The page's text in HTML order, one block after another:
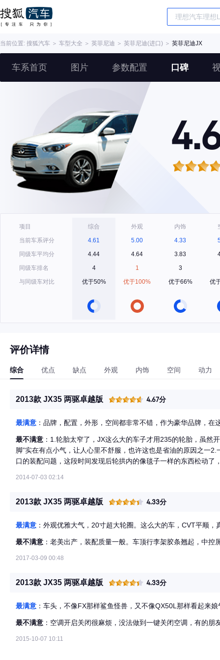
当前位置: 搜狐汽车 ＞ 车型大全 ＞ 英菲尼迪 ＞ 英菲尼迪(进口) ＞ 英菲尼迪JX
车系首页 图片 参数配置 口碑
项目
当前车系评分
同级车平均分
同级车排名
与同级车对比
综合
4.61
4.44
4
优于50%
外观
5.00
4.64
1
优于100%
内饰
4.33
3.83
3
优于66%
优
评价详情
综合 优点 缺点 外观 内饰 空间 动力
2013款 JX35 两驱卓越版 4.67分
最满意 ：品牌，配置，外形，空间都非常不错，作为豪华品牌，
最不满意 ：1.轮胎太窄了，JX这么大的车子才用235的轮胎，虽然
脚”实在有点小气，让人心里不舒服，也许这也是省油的原因之一
口的装配问题，这段时间发现后轮拱内的像毯子一样的东西松动了
不是说不好，看到现在也习惯了，英菲尼迪其他车型都是能看到排
2014-07-03 02:14
2013款 JX35 两驱卓越版 4.33分
最满意 ：外观优雅大气，20寸超大轮圈。这么大的车，CVT平顺，
最不满意 ：老美出产，装配质量一般。车顶行李架胶条翘起，中控
2017-03-09 00:48
2013款 JX35 两驱卓越版 4.33分
最满意 ：车头，不像FX那样鲨鱼怪兽，又不像QX50L那样看起来
最不满意 ：空调开启关闭很麻烦，没法做到一键关闭空调，有的朋
2015-10-07 10:11